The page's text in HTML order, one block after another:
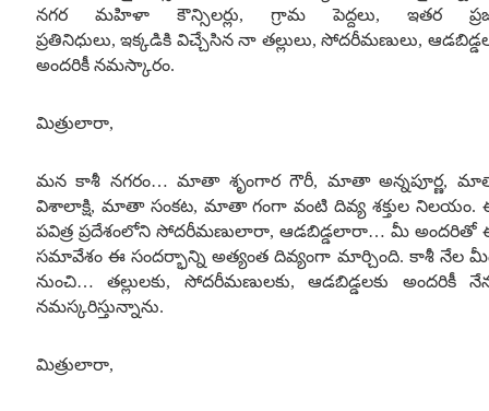
నగర మహిళా కౌన్సిలర్లు, గ్రామ పెద్దలు, ఇతర
ప్రతినిధులు,ఇక్కడికి విచ్చేసిన నా తల్లులు,సోదరీమణులు,
అందరికీ నమస్కారం.
మిత్రులారా,
మన కాశీ నగరం…మాతా శృంగార గౌరీ, మాతా అన్నపూర్ణ,
విశాలాక్షి, మాతా సంకట, మాతా గంగా వంటి దివ్య శక్తుల నిలయం.
పవిత్ర ప్రదేశంలోని సోదరీమణులారా, ఆడబిడ్డలారా… మీ అందరితో
సమావేశం ఈ సందర్భాన్ని అత్యంత దివ్యంగా మార్చింది. కాశీ నేల
నుంచి…తల్లులకు, సోదరీమణులకు,ఆడబిడ్డలకు అందరికీ
నమస్కరిస్తున్నాను.
మిత్రులారా,